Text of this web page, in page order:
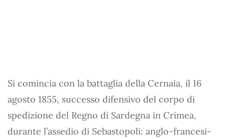
Si comincia con la battaglia della Cernaia, il 16
agosto 1855, successo difensivo del corpo di
spedizione del Regno di Sardegna in Crimea,
durante l’assedio di Sebastopoli: anglo-francesi-